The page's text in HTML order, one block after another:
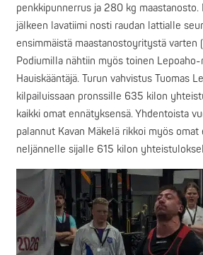
penkkipunnerrus ja 280 kg maastanosto.
jälkeen lavatiimi nosti raudan lattialle
ensimmäistä maastanostoyritystä varten
Podiumilla nähtiin myös toinen Lepoaho-
Hauiskääntäjä. Turun vahvistus Tuomas
kilpailuissaan pronssille 635 kilon
kaikki omat ennätyksensä. Yhdentoista
palannut Kavan Mäkelä rikkoi myös
neljännelle sijalle 615 kilon